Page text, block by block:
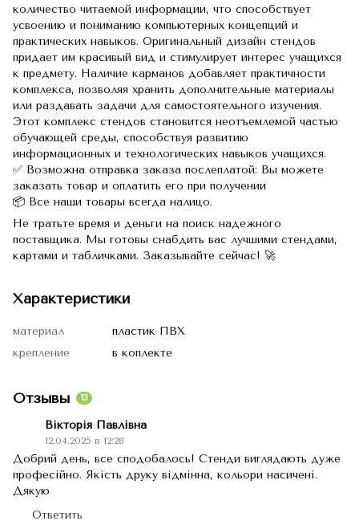
количество читаемой информации, что способствует
усвоению и пониманию компьютерных концепций и
практических навыков. Оригинальный дизайн стендов
придает им красивый вид и стимулирует интерес учащихся
к предмету. Наличие карманов добавляет практичности
комплекса, позволяя хранить дополнительные материалы
или раздавать задачи для самостоятельного изучения.
Этот комплекс стендов становится неотъемлемой частью
обучающей среды, способствуя развитию
информационных и технологических навыков учащихся.
✅ Возможна отправка заказа послеплатой: Вы можете
заказать товар и оплатить его при получении
📦 Все наши товары всегда налицо.
Не тратьте время и деньги на поиск надежного
поставщика. Мы готовы снабдить вас лучшими стендами,
картами и табличками. Заказывайте сейчас! 🚀
Характеристики
материал
пластик ПВХ
крепление
в коплекте
Отзывы 13
Вікторія Павлівна
12.04.2025 в 12:28
Добрий день, все сподобалось! Стенди виглядають дуже
професійно. Якість друку відмінна, кольори насичені.
Дякую
Ответить